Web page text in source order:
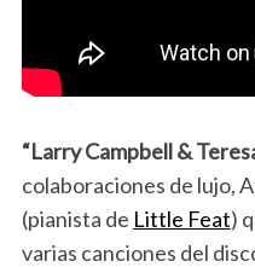
“Larry Campbell &
colaboraciones de lujo,
(pianista de Little Feat)
varias canciones del